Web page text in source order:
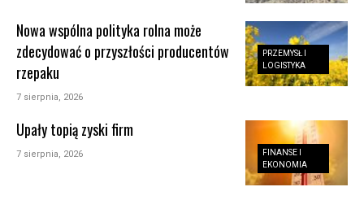
PRZEMYSŁ I
LOGISTYKA
Nowa wspólna polityka rolna może
zdecydować o przyszłości producentów
rzepaku
7 sierpnia, 2026
FINANSE I
EKONOMIA
Upały topią zyski firm
7 sierpnia, 2026